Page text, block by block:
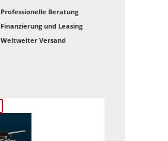
Professionelle Beratung
Finanzierung und Leasing
Weltweiter Versand